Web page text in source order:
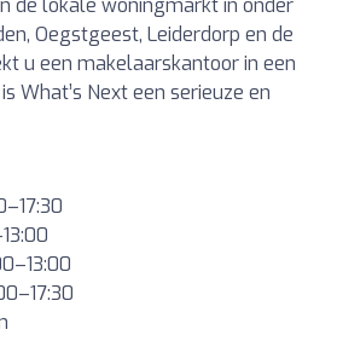
de lokale woningmarkt in onder
Oegstgeest, Leiderdorp en de
u een makelaarskantoor in een
What’s Next een serieuze en